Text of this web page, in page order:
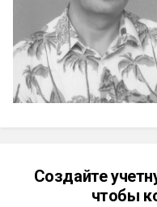
Создайте
чтобы